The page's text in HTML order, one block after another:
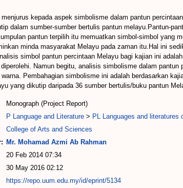
kepada aspek simbolisme dalam pantun
dalam sumber-sumber bertulis pantun melayu.Pantun-
pantun terpilih itu memuatkan simbol-simbol yang
minda masyarakat Melayu pada zaman itu.Hal ini
simbol pantun percintaan Melayu bagi kajian ini
Namun begitu, analisis simbolisme dalam
Pembahagian simbolisme ini adalah berdasarkan
yang dikutip daripada 36 sumber bertulis/buku pantun
Monograph (Project Report)
P Language and Literature > PL Languages and
College of Arts and Sciences
Mr. Mohamad Azmi Ab Rahman
20 Feb 2014 07:34
30 May 2016 02:12
https://repo.uum.edu.my/id/eprint/5134